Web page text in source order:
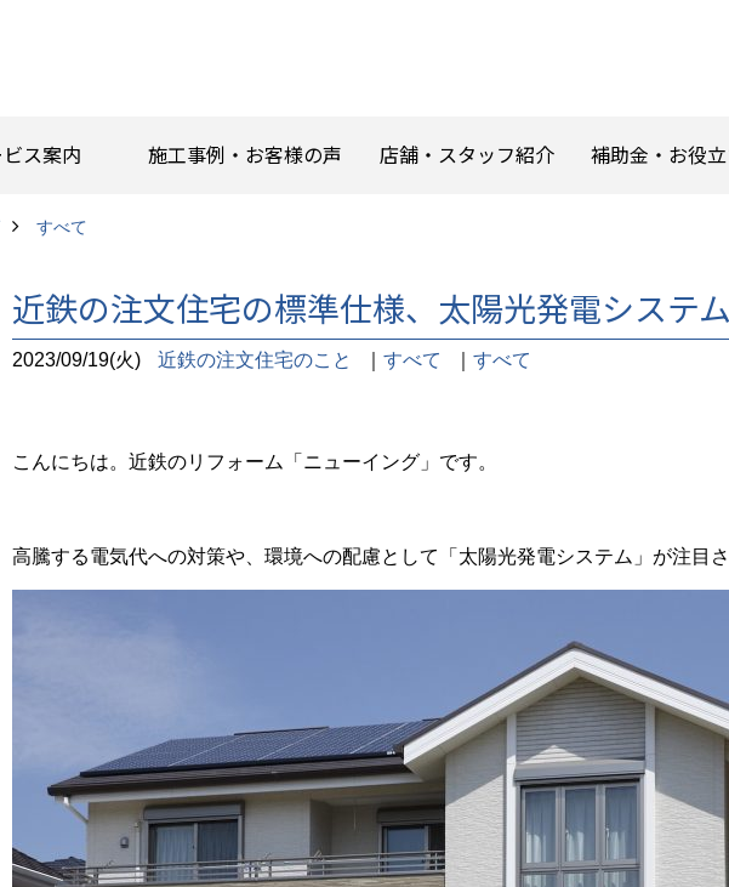
ス案内 施工事例・お客様の声 店舗・スタッフ紹介 補助金・お役
すべて
近鉄の注文住宅の標準仕様、太陽光発電システ
2023/09/19(火) 近鉄の注文住宅のこと すべて すべて
こんにちは。近鉄のリフォーム「ニューイング」です。
高騰する電気代への対策や、環境への配慮として「太陽光発電システム」が注目さ